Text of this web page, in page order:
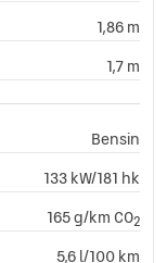
1,86 m
1,7 m
Bensin
133 kW/181 hk
165 g/km CO2
5,6 l/100 km